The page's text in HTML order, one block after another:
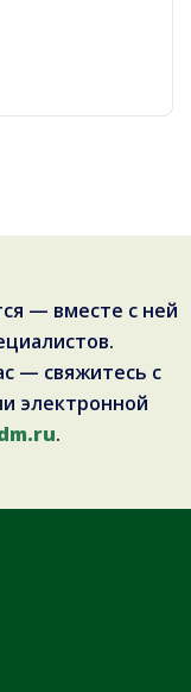
— вместе с ней
— свяжитесь с
электронной
.